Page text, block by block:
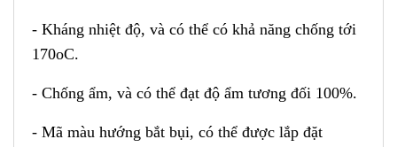
- Kháng nhiệt độ, và có thể có khả năng chống tới
170oC.
- Chống ẩm, và có thể đạt độ ẩm tương đối 100%.
- Mã màu hướng bắt bụi, có thể được lắp đặt